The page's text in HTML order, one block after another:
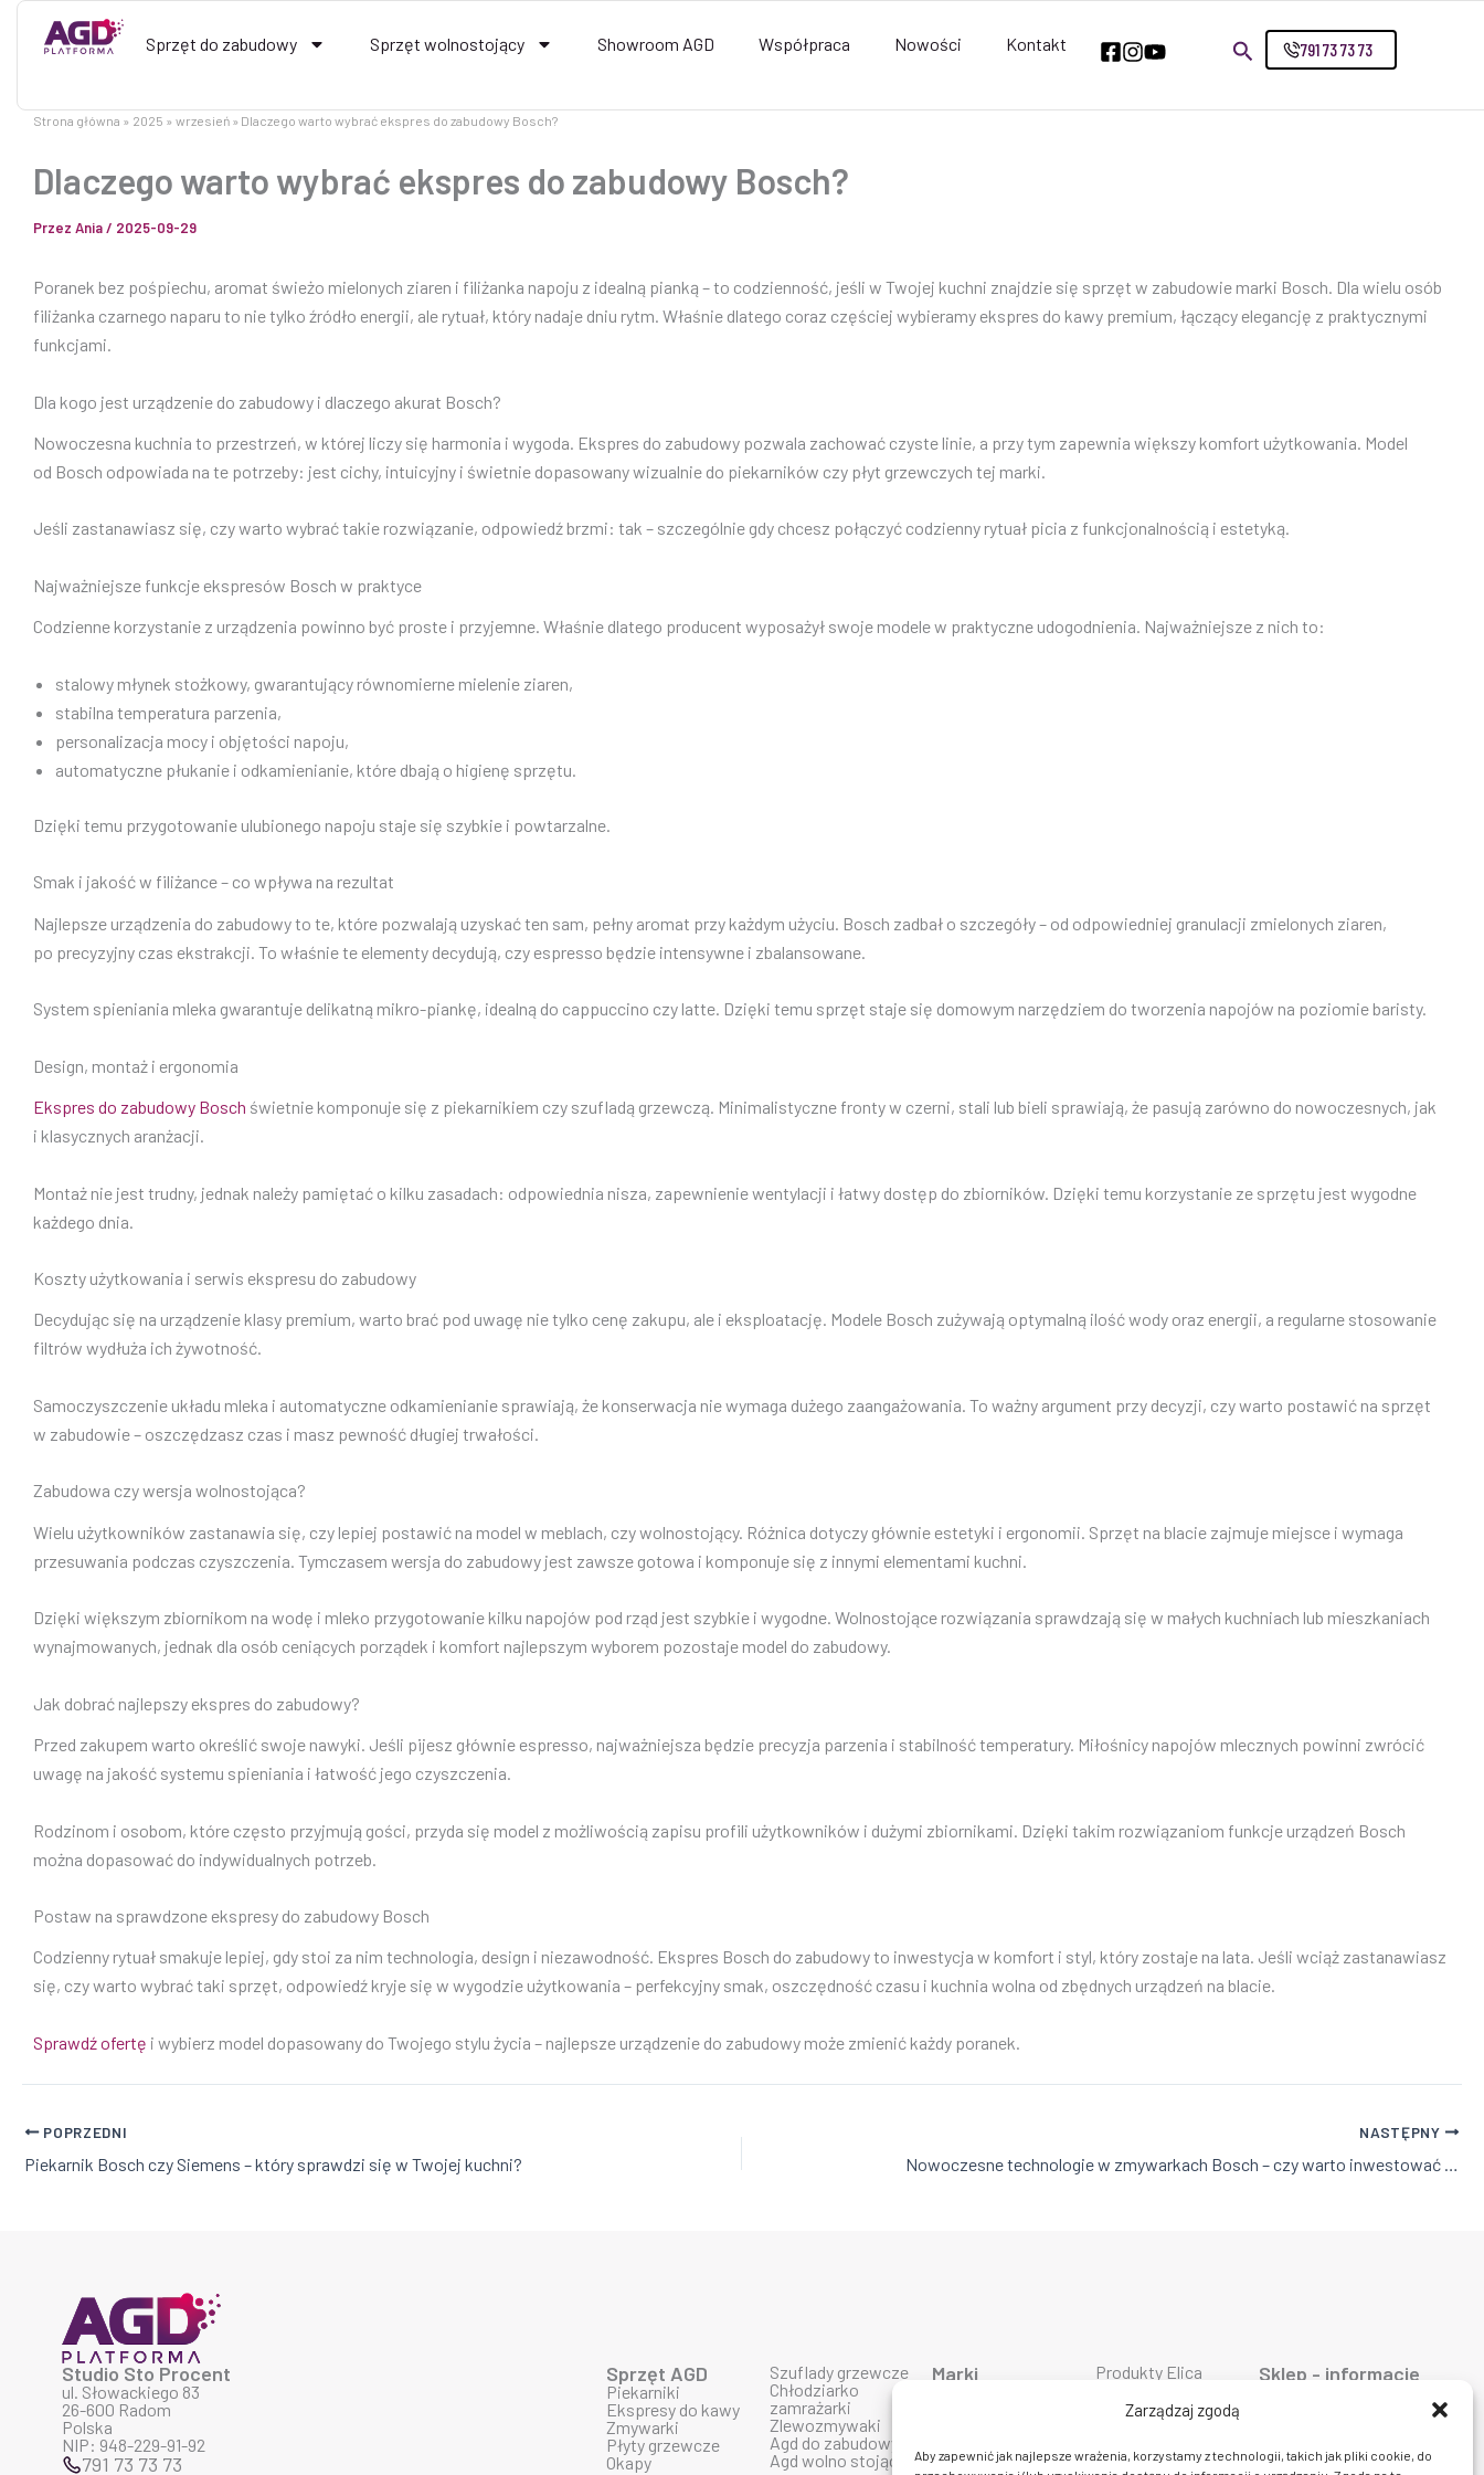
Zarządzaj zgodą
Aby zapewnić jak najlepsze wrażenia, korzystamy z technologii, takich jak pliki cookie, do
Przejdź
791 73 73 73
Sprzęt do zabudowy Sprzęt wolnostojący Showroom AGD Współpraca Nowości Kontakt
Strona główna 2025 wrzesień Dlaczego warto wybrać ekspres do zabudowy Bosch?
Dlaczego warto wybrać ekspres do zabudowy Bosch?
Przez Ania/ 2025-09-29
Poranek bez pośpiechu, aromat świeżo mielonych ziaren i filiżanka napoju z idealną pianką – to codzienność, jeśli w Twojej kuchni znajdzie się sprzęt w zabudowie marki Bosch. Dla wielu osób
filiżanka czarnego naparu to nie tylko źródło energii, ale rytuał, który nadaje dniu rytm. Właśnie dlatego coraz częściej wybieramy ekspres do kawy premium, łączący elegancję z praktycznymi
funkcjami.
Dla kogo jest urządzenie do zabudowy i dlaczego akurat Bosch?
Nowoczesna kuchnia to przestrzeń, w której liczy się harmonia i wygoda. Ekspres do zabudowy pozwala zachować czyste linie, a przy tym zapewnia większy komfort użytkowania. Model
od Bosch odpowiada na te potrzeby: jest cichy, intuicyjny i świetnie dopasowany wizualnie do piekarników czy płyt grzewczych tej marki.
Jeśli zastanawiasz się, czy warto wybrać takie rozwiązanie, odpowiedź brzmi: tak – szczególnie gdy chcesz połączyć codzienny rytuał picia z funkcjonalnością i estetyką.
Najważniejsze funkcje ekspresów Bosch w praktyce
Codzienne korzystanie z urządzenia powinno być proste i przyjemne. Właśnie dlatego producent wyposażył swoje modele w praktyczne udogodnienia. Najważniejsze z nich to:
stalowy młynek stożkowy, gwarantujący równomierne mielenie ziaren,
stabilna temperatura parzenia,
personalizacja mocy i objętości napoju,
automatyczne płukanie i odkamienianie, które dbają o higienę sprzętu.
Dzięki temu przygotowanie ulubionego napoju staje się szybkie i powtarzalne.
Smak i jakość w filiżance – co wpływa na rezultat
Najlepsze urządzenia do zabudowy to te, które pozwalają uzyskać ten sam, pełny aromat przy każdym użyciu. Bosch zadbał o szczegóły – od odpowiedniej granulacji zmielonych ziaren,
po precyzyjny czas ekstrakcji. To właśnie te elementy decydują, czy espresso będzie intensywne i zbalansowane.
System spieniania mleka gwarantuje delikatną mikro-piankę, idealną do cappuccino czy latte. Dzięki temu sprzęt staje się domowym narzędziem do tworzenia napojów na poziomie baristy.
Design, montaż i ergonomia
Ekspres do zabudowy Bosch świetnie komponuje się z piekarnikiem czy szufladą grzewczą. Minimalistyczne fronty w czerni, stali lub bieli sprawiają, że pasują zarówno do nowoczesnych, jak
i klasycznych aranżacji.
Montaż nie jest trudny, jednak należy pamiętać o kilku zasadach: odpowiednia nisza, zapewnienie wentylacji i łatwy dostęp do zbiorników. Dzięki temu korzystanie ze sprzętu jest wygodne
każdego dnia.
Koszty użytkowania i serwis ekspresu do zabudowy
Decydując się na urządzenie klasy premium, warto brać pod uwagę nie tylko cenę zakupu, ale i eksploatację. Modele Bosch zużywają optymalną ilość wody oraz energii, a regularne stosowanie
filtrów wydłuża ich żywotność.
Samoczyszczenie układu mleka i automatyczne odkamienianie sprawiają, że konserwacja nie wymaga dużego zaangażowania. To ważny argument przy decyzji, czy warto postawić na sprzęt
w zabudowie – oszczędzasz czas i masz pewność długiej trwałości.
Zabudowa czy wersja wolnostojąca?
Wielu użytkowników zastanawia się, czy lepiej postawić na model w meblach, czy wolnostojący. Różnica dotyczy głównie estetyki i ergonomii. Sprzęt na blacie zajmuje miejsce i wymaga
przesuwania podczas czyszczenia. Tymczasem wersja do zabudowy jest zawsze gotowa i komponuje się z innymi elementami kuchni.
Dzięki większym zbiornikom na wodę i mleko przygotowanie kilku napojów pod rząd jest szybkie i wygodne. Wolnostojące rozwiązania sprawdzają się w małych kuchniach lub mieszkaniach
wynajmowanych, jednak dla osób ceniących porządek i komfort najlepszym wyborem pozostaje model do zabudowy.
Jak dobrać najlepszy ekspres do zabudowy?
Przed zakupem warto określić swoje nawyki. Jeśli pijesz głównie espresso, najważniejsza będzie precyzja parzenia i stabilność temperatury. Miłośnicy napojów mlecznych powinni zwrócić
uwagę na jakość systemu spieniania i łatwość jego czyszczenia.
Rodzinom i osobom, które często przyjmują gości, przyda się model z możliwością zapisu profili użytkowników i dużymi zbiornikami. Dzięki takim rozwiązaniom funkcje urządzeń Bosch
można dopasować do indywidualnych potrzeb.
Postaw na sprawdzone ekspresy do zabudowy Bosch
Codzienny rytuał smakuje lepiej, gdy stoi za nim technologia, design i niezawodność. Ekspres Bosch do zabudowy to inwestycja w komfort i styl, który zostaje na lata. Jeśli wciąż zastanawiasz
się, czy warto wybrać taki sprzęt, odpowiedź kryje się w wygodzie użytkowania – perfekcyjny smak, oszczędność czasu i kuchnia wolna od zbędnych urządzeń na blacie.
Sprawdź ofertę i wybierz model dopasowany do Twojego stylu życia – najlepsze urządzenie do zabudowy może zmienić każdy poranek.
POPRZEDNI
Piekarnik Bosch czy Siemens – który sprawdzi się w Twojej kuchni?
NASTĘPNY
Studio Sto Procent
ul. Słowackiego 83
26-600 Radom
Polska
NIP: 948-229-91-92
791 73 73 73
Sprzęt AGD
Piekarniki
Ekspresy do kawy
Zmywarki
Płyty grzewcze
Okapy
Szuflady grzewcze
Chłodziarko
zamrażarki
Zlewozmywaki
Agd do zabudowy
Agd wolno stojące
Marki
Produkty Bora
Produkty Elica
Produkty Geggenau
Produkty Liebherr
Produkty Smeg
Sklep - informacje
Prawo do zwrotu